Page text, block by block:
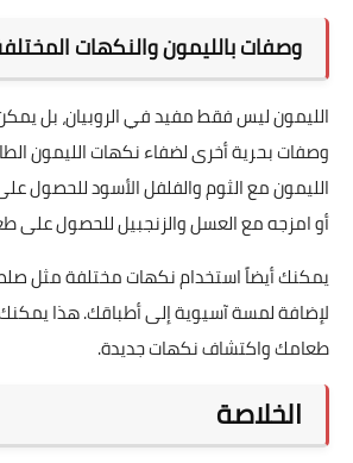
وصفات بالليمون والنكهات
الليمون ليس فقط مفيد في الروبيان، بل
وصفات بحرية أخرى لضفاء نكهات الليمون
الليمون مع الثوم والفلفل الأسود للحصول
أو امزجه مع العسل والزنجبيل للحصول
يمكنك أيضاً استخدام نكهات مختلفة مثل
لإضافة لمسة آسيوية إلى أطباقك. هذا
طعامك واكتشاف نكهات جديدة.
الخلاصة